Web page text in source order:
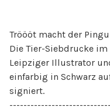
Tröööt macht der
Die Tier-Siebdrucke
Leipziger Illustrator
einfarbig in Schwarz
signiert.